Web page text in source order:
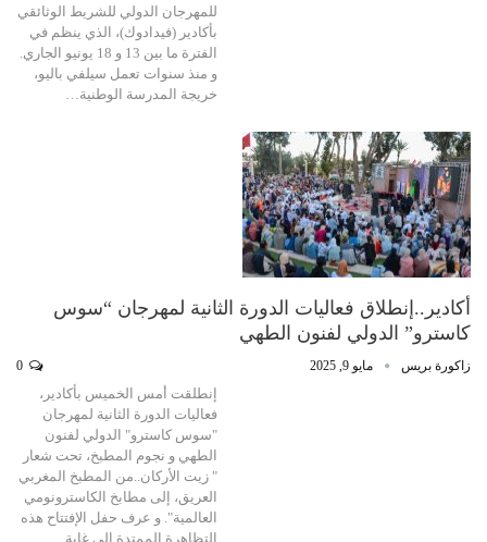
للمهرجان الدولي للشريط الوثائقي
بأكادير (فيدادوك)، الذي ينظم في
الفترة ما بين 13 و 18 يونيو الجاري.
و منذ سنوات تعمل سيلفي باليو،
خريجة المدرسة الوطنية…
أكادير..إنطلاق فعاليات الدورة الثانية لمهرجان “سوس
كاسترو” الدولي لفنون الطهي
زاكورة بريس مايو 9, 2025
إنطلقت أمس الخميس بأكادير،
فعاليات الدورة الثانية لمهرجان
"سوس كاسترو" الدولي لفنون
الطهي و نجوم المطبخ، تحت شعار
" زيت الأركان..من المطبخ المغربي
العريق، إلى مطابخ الكاسترونومي
العالمية". و عرف حفل الإفتتاح هذه
التظاهرة الممتدة إلى غاية…